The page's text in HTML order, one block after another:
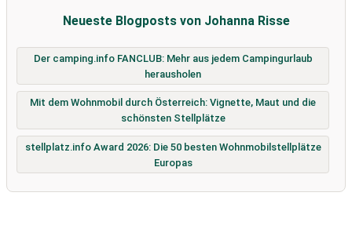
Neueste Blogposts von Johanna Risse
Der camping.info FANCLUB: Mehr aus jedem Campingurlaub
herausholen
Mit dem Wohnmobil durch Österreich: Vignette, Maut und die
schönsten Stellplätze
stellplatz.info Award 2026: Die 50 besten Wohnmobilstellplätze
Europas